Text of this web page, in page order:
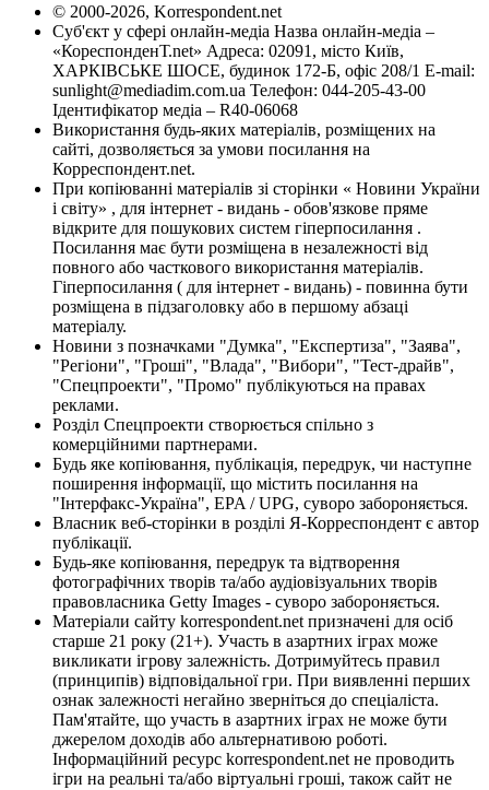
© 2000-2026, Korrespondent.net
Суб'єкт у сфері онлайн-медіа Назва онлайн-медіа –
«КореспонденТ.net» Адреса: 02091, місто Київ,
ХАРКІВСЬКЕ ШОСЕ, будинок 172-Б, офіс 208/1 E-mail:
sunlight@mediadim.com.ua Телефон: 044-205-43-00
Ідентифікатор медіа – R40-06068
Використання будь-яких матеріалів, розміщених на
сайті, дозволяється за умови посилання на
Корреспондент.net.
При копіюванні матеріалів зі сторінки « Новини України
і світу» , для інтернет - видань - обов'язкове пряме
відкрите для пошукових систем гіперпосилання .
Посилання має бути розміщена в незалежності від
повного або часткового використання матеріалів.
Гіперпосилання ( для інтернет - видань) - повинна бути
розміщена в підзаголовку або в першому абзаці
матеріалу.
Новини з позначками "Думка", "Експертиза", "Заява",
"Регіони", "Гроші", "Влада", "Вибори", "Тест-драйв",
"Спецпроекти", "Промо" публікуються на правах
реклами.
Розділ Спецпроекти створюється спільно з
комерційними партнерами.
Будь яке копіювання, публікація, передрук, чи наступне
поширення інформації, що містить посилання на
"Інтерфакс-Україна", EPA / UPG, суворо забороняється.
Власник веб-сторінки в розділі Я-Корреспондент є автор
публікації.
Будь-яке копіювання, передрук та відтворення
фотографічних творів та/або аудіовізуальних творів
правовласника Getty Images - суворо забороняється.
Матеріали сайту korrespondent.net призначені для осіб
старше 21 року (21+). Участь в азартних іграх може
викликати ігрову залежність. Дотримуйтесь правил
(принципів) відповідальної гри. При виявленні перших
ознак залежності негайно зверніться до спеціаліста.
Пам'ятайте, що участь в азартних іграх не може бути
джерелом доходів або альтернативою роботі.
Інформаційний ресурс korrespondent.net не проводить
ігри на реальні та/або віртуальні гроші, також сайт не